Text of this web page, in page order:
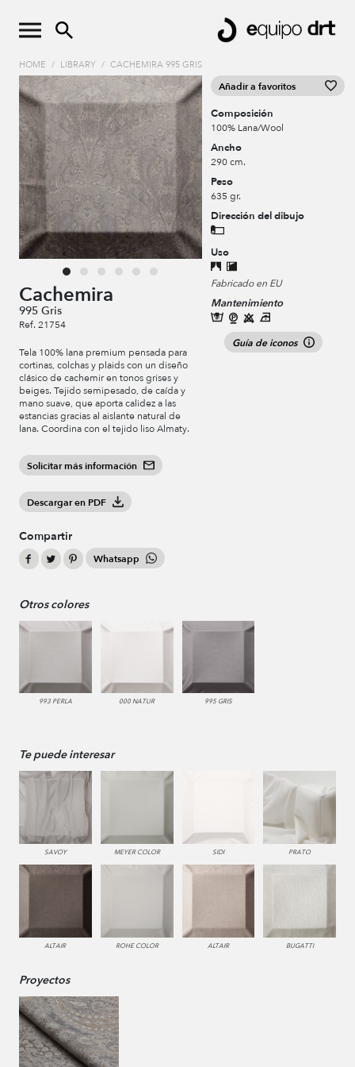
HOME / LIBRARY / CACHEMIRA 995 GRIS
Cachemira
995 Gris
Ref. 21754
Tela 100% lana premium pensada para
cortinas, colchas y plaids con un diseño
clásico de cachemir en tonos grises y
beiges. Tejido semipesado, de caída y
mano suave, que aporta calidez a las
estancias gracias al aislante natural de
lana. Coordina con el tejido liso Almaty.
Solicitar más información
Descargar en PDF
Compartir
Whatsapp
Añadir a favoritos
Composición
100% Lana/Wool
Ancho
290 cm.
Peso
635 gr.
Dirección del dibujo
Uso
Fabricado en EU
Mantenimiento
Guía de iconos
Otros colores
993 PERLA 000 NATUR 995 GRIS
Te puede interesar
SAVOY MEYER COLOR SIDI PRATO
ALTAIR ROHE COLOR ALTAIR BUGATTI
Proyectos